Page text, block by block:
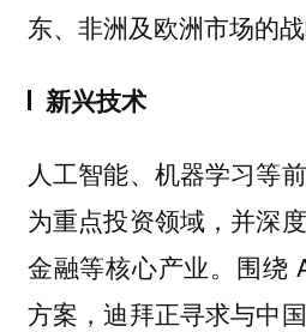
东、非洲及欧洲市场的战
新兴技术
人工智能、机器学习等
为重点投资领域，并深
金融等核心产业。围绕
方案，迪拜正寻求与中